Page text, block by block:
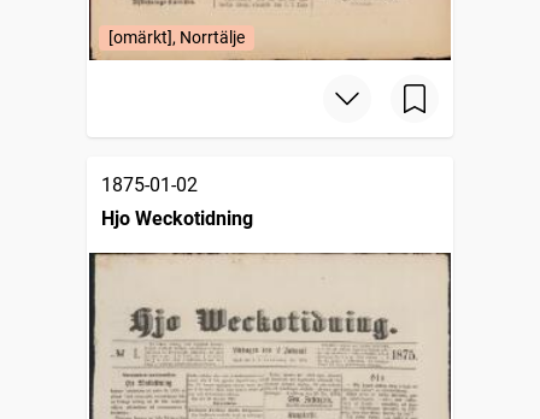
[omärkt], Norrtälje
1875-01-02
Hjo Weckotidning